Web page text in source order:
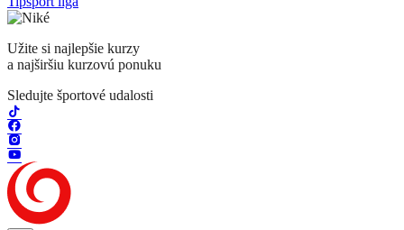
Užite si najlepšie kurzy
a najširšiu kurzovú ponuku
Sledujte športové udalosti